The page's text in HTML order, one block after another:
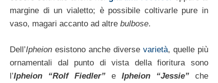
margine di un vialetto; è possibile coltivarle pure in
vaso, magari accanto ad altre bulbose.
Dell’Ipheion esistono anche diverse varietà, quelle più
ornamentali dal punto di vista della fioritura sono
l’Ipheion “Rolf Fiedler” e Ipheion “Jessie” che